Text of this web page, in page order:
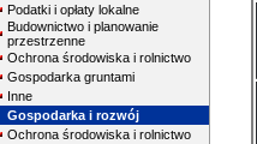
Podatki i opłaty lokalne
Budownictwo i planowanie
przestrzenne
Ochrona środowiska i rolnictwo
Gospodarka gruntami
Inne
Gospodarka i rozwój
Ochrona środowiska i rolnictwo